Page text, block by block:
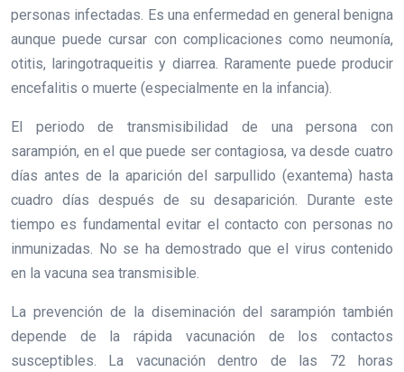
personas infectadas. Es una enfermedad en general benigna
aunque puede cursar con complicaciones como neumonía,
otitis, laringotraqueitis y diarrea. Raramente puede producir
encefalitis o muerte (especialmente en la infancia).
El periodo de transmisibilidad de una persona con
sarampión, en el que puede ser contagiosa, va desde cuatro
días antes de la aparición del sarpullido (exantema) hasta
cuadro días después de su desaparición. Durante este
tiempo es fundamental evitar el contacto con personas no
inmunizadas. No se ha demostrado que el virus contenido
en la vacuna sea transmisible.
La prevención de la diseminación del sarampión también
depende de la rápida vacunación de los contactos
susceptibles. La vacunación dentro de las 72 horas